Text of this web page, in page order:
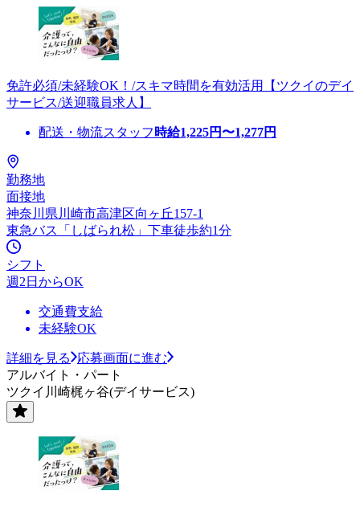
免許必須/未経験OK！/スキマ時間を有効活用【ツクイのデイ
サービス/送迎職員求人】
配送・物流スタッフ 時給1,225円〜1,277円
勤務地
面接地
神奈川県川崎市高津区向ヶ丘157-1
東急バス「しばられ松」下車徒歩約1分
シフト
週2日からOK
交通費支給
未経験OK
詳細を見る
応募画面に進む
アルバイト・パート
ツクイ川崎梶ヶ谷(デイサービス)